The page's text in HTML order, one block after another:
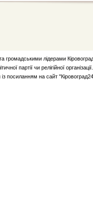
громадськими лідерами
партії чи релігійної
із посиланням на сайт